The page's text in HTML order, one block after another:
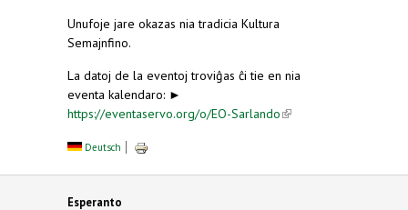
Unufoje jare okazas nia tradicia Kultura
Semajnfino.
La datoj de la eventoj troviĝas ĉi tie en nia
eventa kalendaro: ►
https://eventaservo.org/o/EO-Sarlando(link is
Deutsch
Esperanto